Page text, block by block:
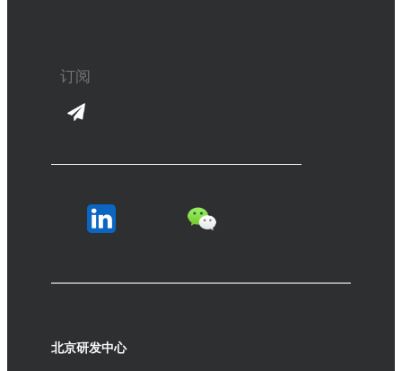
北京研发中心